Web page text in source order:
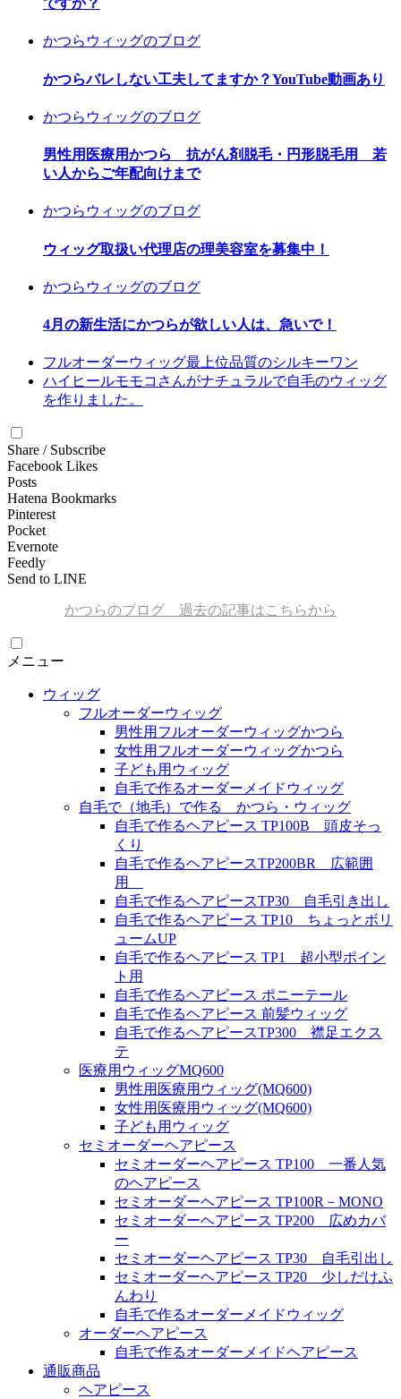
ですか？
かつらウィッグのブログ
かつらバレしない工夫してますか？YouTube動画あり
かつらウィッグのブログ
男性用医療用かつら 抗がん剤脱毛・円形脱毛用 若
い人からご年配向けまで
かつらウィッグのブログ
ウィッグ取扱い代理店の理美容室を募集中！
かつらウィッグのブログ
4月の新生活にかつらが欲しい人は、急いで！
フルオーダーウィッグ最上位品質のシルキーワン
ハイヒールモモコさんがナチュラルで自毛のウィッグ
を作りました。
Share / Subscribe
Facebook Likes
Posts
Hatena Bookmarks
Pinterest
Pocket
Evernote
Feedly
Send to LINE
かつらのブログ 過去の記事はこちらから
メニュー
ウィッグ
フルオーダーウィッグ
男性用フルオーダーウィッグかつら
女性用フルオーダーウィッグかつら
子ども用ウィッグ
自毛で作るオーダーメイドウィッグ
自毛で（地毛）で作る かつら・ウィッグ
自毛で作るヘアピース TP100B 頭皮そっ
くり
自毛で作るヘアピースTP200BR 広範囲
用
自毛で作るヘアピースTP30 自毛引き出し
自毛で作るヘアピース TP10 ちょっとボリ
ュームUP
自毛で作るヘアピース TP1 超小型ポイン
ト用
自毛で作るヘアピース ポニーテール
自毛で作るヘアピース 前髪ウィッグ
自毛で作るヘアピースTP300 襟足エクス
テ
医療用ウィッグMQ600
男性用医療用ウィッグ(MQ600)
女性用医療用ウィッグ(MQ600)
子ども用ウィッグ
セミオーダーヘアピース
セミオーダーヘアピース TP100 一番人気
のヘアピース
セミオーダーヘアピース TP100R－MONO
セミオーダーヘアピース TP200 広めカバ
ー
セミオーダーヘアピース TP30 自毛引出し
セミオーダーヘアピース TP20 少しだけふ
んわり
自毛で作るオーダーメイドウィッグ
オーダーヘアピース
自毛で作るオーダーメイドヘアピース
通販商品
ヘアピース